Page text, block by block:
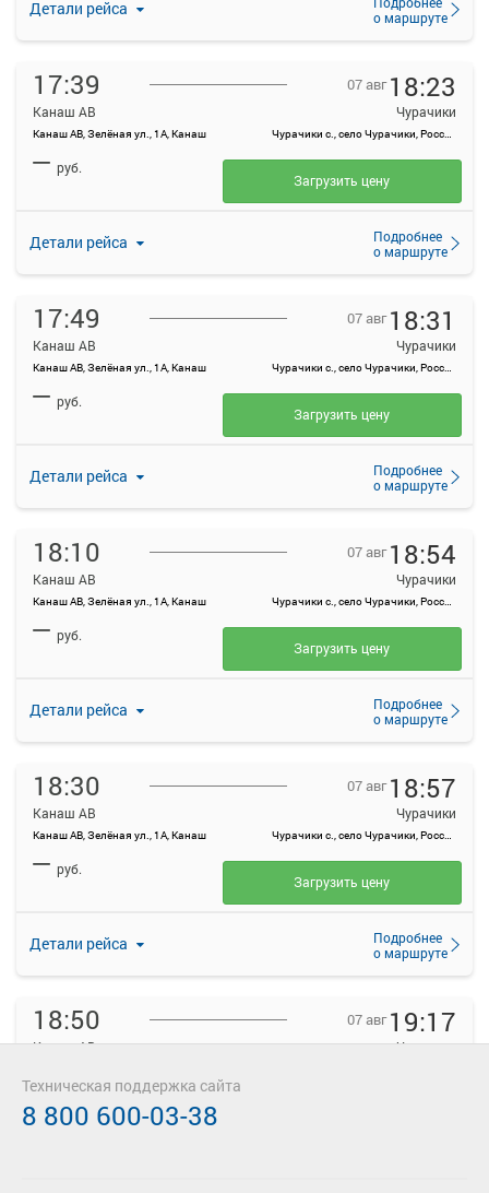
Детали рейса
о маршруте
17:39
Канаш АВ
Канаш АВ, Зелёная ул., 1А, Канаш
07 авг 18:23
Чурачики
Чурачики с., село Чурачики, Россия
Детали рейса
Подробнее
о маршруте
— руб.
Загрузить цену
17:49
Канаш АВ
Канаш АВ, Зелёная ул., 1А, Канаш
07 авг 18:31
Чурачики
Чурачики с., село Чурачики, Россия
Детали рейса
Подробнее
о маршруте
— руб.
Загрузить цену
18:10
Канаш АВ
Канаш АВ, Зелёная ул., 1А, Канаш
07 авг 18:54
Чурачики
Чурачики с., село Чурачики, Россия
Детали рейса
Подробнее
о маршруте
— руб.
Загрузить цену
18:30
Канаш АВ
Канаш АВ, Зелёная ул., 1А, Канаш
07 авг 18:57
Чурачики
Чурачики с., село Чурачики, Россия
Детали рейса
Подробнее
о маршруте
— руб.
Загрузить цену
18:50
Канаш АВ
07 авг 19:17
Чурачики
—
Техническая поддержка сайта
8 800 600-03-38